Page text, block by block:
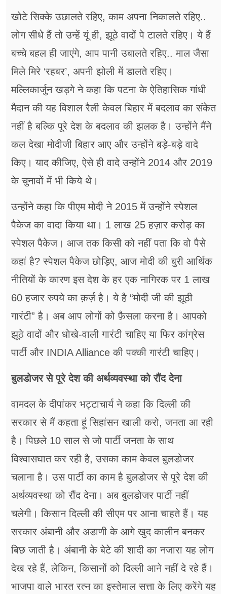
खोटे सिक्के उछालते रहिए, काम अपना निकालते रहिए..
लोग सीधे हैं तो उन्हें यूं ही, झूठे वादों पे टालते रहिए। ये हैं
बच्चे बहल ही जाएंगे, आप पानी उबालते रहिए.. माल जैसा
मिले मिरे ‘रहबर’, अपनी झोली में डालते रहिए।
मल्लिकार्जुन खड़गे ने कहा कि पटना के ऐतिहासिक गांधी
मैदान की यह विशाल रैली केवल बिहार में बदलाव का संकेत
नहीं है बल्कि पूरे देश के बदलाव की झलक है। उन्होंने मैंने
कल देखा मोदीजी बिहार आए और उन्होंने बड़े-बड़े वादे
किए। याद कीजिए, ऐसे ही वादे उन्होंने 2014 और 2019
के चुनावों में भी किये थे।
उन्होंने कहा कि पीएम मोदी ने 2015 में उन्होंने स्पेशल
पैकेज का वादा किया था। 1 लाख 25 हज़ार करोड़ का
स्पेशल पैकेज। आज तक किसी को नहीं पता कि वो पैसे
कहां है? स्पेशल पैकेज छोड़िए, आज मोदी की बुरी आर्थिक
नीतियों के कारण इस देश के हर एक नागिरक पर 1 लाख
60 हजार रुपये का क़र्ज़ है। ये है “मोदी जी की झूठी
गारंटी” है। अब आप लोगों को फ़ैसला करना है। आपको
झूठे वादों और धोखे-वाली गारंटी चाहिए या फिर कांग्रेस
पार्टी और INDIA Alliance की पक्की गारंटी चाहिए।
बुलडोजर से पूरे देश की अर्थव्यवस्था को रौंद देना
वामदल के दीपांकर भट्टाचार्य ने कहा कि दिल्ली की
सरकार से मैं कहता हूं सिहांसन खाली करो, जनता आ रही
है। पिछले 10 साल से जो पार्टी जनता के साथ
विश्वासघात कर रही है, उसका काम केवल बुलडोजर
चलाना है। उस पार्टी का काम है बुलडोजर से पूरे देश की
अर्थव्यवस्था को रौंद देना। अब बुलडोजर पार्टी नहीं
चलेगी। किसान दिल्ली की सीएम पर आना चाहते हैं। यह
सरकार अंबानी और अडाणी के आगे खुद कालीन बनकर
बिछ जाती है। अंबानी के बेटे की शादी का नजारा यह लोग
देख रहे हैं, लेकिन, किसानों को दिल्ली आने नहीं दे रहे हैं।
भाजपा वाले भारत रत्न का इस्तेमाल सत्ता के लिए करेंगे यह